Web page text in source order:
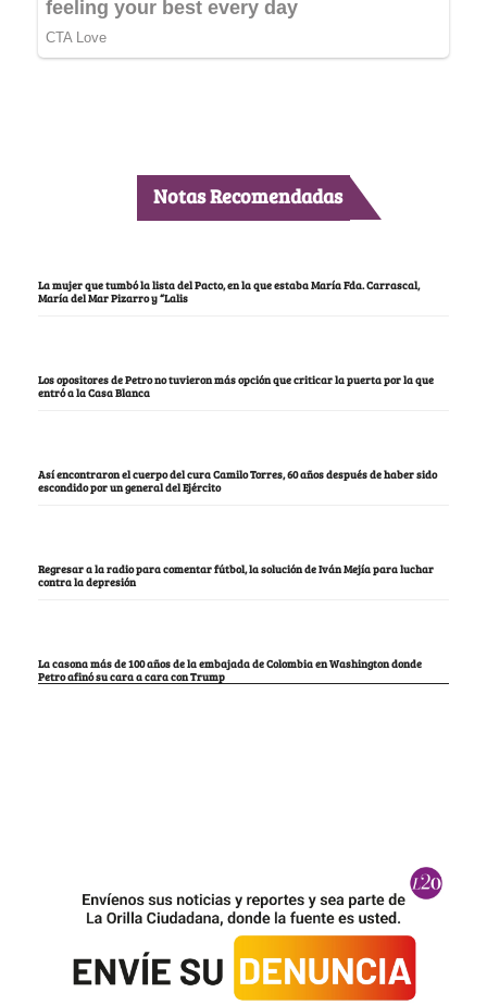
Notas Recomendadas
La mujer que tumbó la lista del Pacto, en la que estaba María Fda. Carrascal,
María del Mar Pizarro y “Lalis
Los opositores de Petro no tuvieron más opción que criticar la puerta por la que
entró a la Casa Blanca
Así encontraron el cuerpo del cura Camilo Torres, 60 años después de haber sido
escondido por un general del Ejército
Regresar a la radio para comentar fútbol, la solución de Iván Mejía para luchar
contra la depresión
La casona más de 100 años de la embajada de Colombia en Washington donde
Petro afinó su cara a cara con Trump